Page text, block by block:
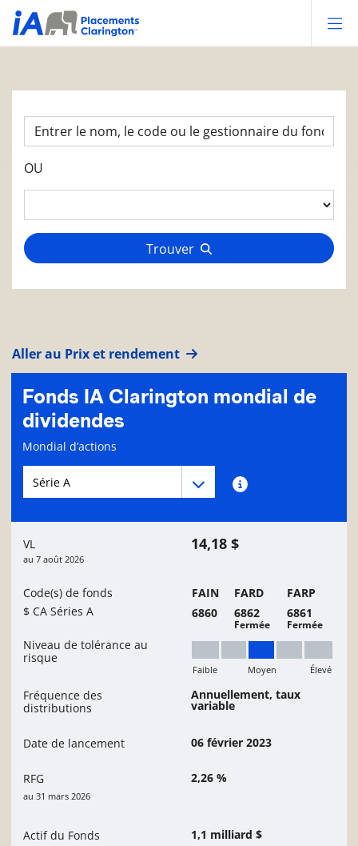
OU
Trouver
Aller au Prix et rendement
Fonds IA Clarington mondial de
dividendes
Page d'informations sur le fonds
Mondial d’actions
Menu déroulant des séries du Fonds
Menu déroulant des séries du Fonds
VL
au 7 août 2026
14,18 $
Code(s) de fonds
$ CA Séries A
FAIN FARD
FARP
6860
6862
Fermée
6861
Fermée
Niveau de tolérance au
risque
Moyen
Faible Moyen Élevé
Fréquence des
distributions
Annuellement, taux
variable
Date de lancement 06 février 2023
RFG
au 31 mars 2026
2,26 %
Actif du Fonds 1,1 milliard $